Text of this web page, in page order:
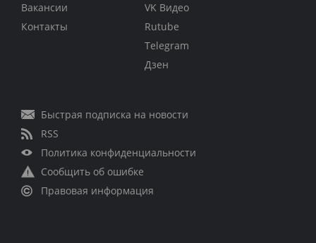
Вакансии
Контакты
VK Видео
Rutube
Telegram
Дзен
Быстрая подписка на новости
RSS
Политика конфиденциальности
Сообщить об ошибке
Правовая информация